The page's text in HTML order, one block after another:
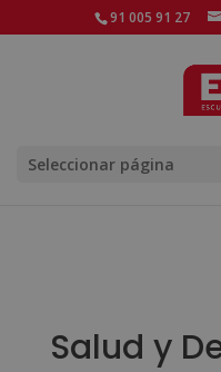
91 005 91 27
Seleccionar página
Salud y